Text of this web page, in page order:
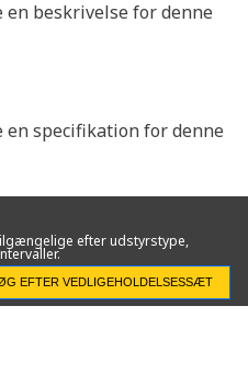
beskrivelse for denne
specifikation for denne
efter udstyrstype,
EFTER VEDLIGEHOLDELSESSÆT